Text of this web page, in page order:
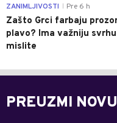
ZANIMLJIVOSTI Pre 6 h
Zašto Grci farbaju
plavo? Ima važniju
mislite
PREUZMI